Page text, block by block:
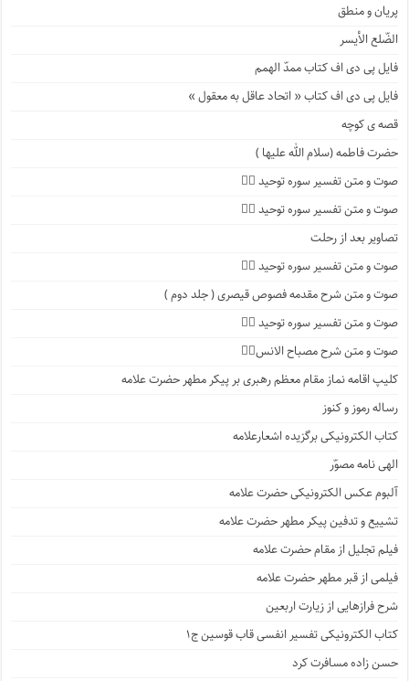
پریان و منطق
الضّلع الأیسر
فایل پی دی اف کتاب ممدّ الهمم
فایل پی دی اف کتاب « اتحاد عاقل به معقول »
قصه ی کوچه
حضرت فاطمه (سلام الله علیها )
صوت و متن تفسیر سوره توحید ۴️⃣
صوت و متن تفسیر سوره توحید ۳️⃣
تصاویر بعد از رحلت
صوت و متن تفسیر سوره توحید ۲️⃣
صوت و متن شرح مقدمه فصوص قیصری ( جلد دوم )
صوت و متن تفسیر سوره توحید ۱️⃣
صوت و متن شرح مصباح الانس۸⃣
کلیپ اقامه نماز مقام معظم رهبری بر پیکر مطهر حضرت علامه
رساله رموز و کنوز
کتاب الکترونیکی برگزیده اشعارعلامه
الهی نامه مصوّر
آلبوم عکس الکترونیکی حضرت علامه
تشییع و تدفین پیکر مطهر حضرت علامه
فیلم تجلیل از مقام حضرت علامه
فیلمی از قبر مطهر حضرت علامه
شرح فرازهایی از زیارت اربعین
کتاب الکترونیکی تفسیر انفسی قاب قوسین ج۱
حسن زاده مسافرت کرد